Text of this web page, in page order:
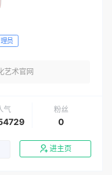
员
艺术官网
气 粉丝
0
进主页